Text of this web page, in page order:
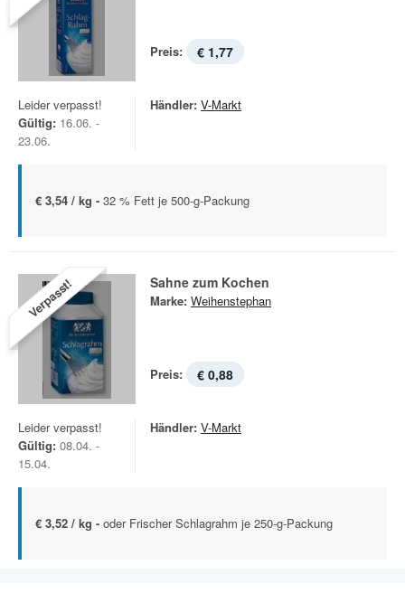
Preis: € 1,77
Leider verpasst!
Gültig: 16.06. -
23.06.
Händler: V-Markt
€ 3,54 / kg - 32 % Fett je 500-g-Packung
Verpasst! Sahne zum Kochen
Marke: Weihenstephan
Preis: € 0,88
Leider verpasst!
Gültig: 08.04. -
15.04.
Händler: V-Markt
€ 3,52 / kg - oder Frischer Schlagrahm je 250-g-Packung